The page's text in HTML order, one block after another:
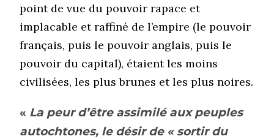
point de vue du pouvoir rapace et
implacable et raffiné de l’empire (le pouvoir
français, puis le pouvoir anglais, puis le
pouvoir du capital), étaient les moins
civilisées, les plus brunes et les plus noires.
« La peur d’être assimilé aux peuples
autochtones, le désir de « sortir du